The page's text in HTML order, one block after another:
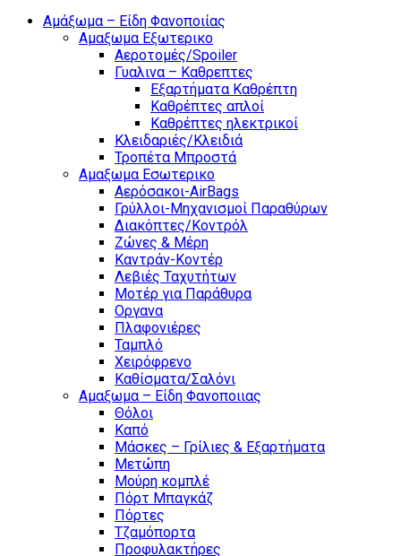
Αμάξωμα – Είδη Φανοποιίας
Αμαξωμα Εξωτερικο
Αεροτομές/Spoiler
Γυαλινα – Καθρεπτες
Εξαρτήματα Καθρέπτη
Καθρέπτες απλοί
Καθρέπτες ηλεκτρικοί
Κλειδαριές/Κλειδιά
Τροπέτα Μπροστά
Αμαξωμα Εσωτερικο
Αερόσακοι-AirBags
Γρύλλοι-Μηχανισμοί Παραθύρων
Διακόπτες/Κοντρόλ
Ζώνες & Μέρη
Καντράν-Κοντέρ
Λεβιές Ταχυτήτων
Μοτέρ για Παράθυρα
Οργανα
Πλαφονιέρες
Ταμπλό
Χειρόφρενο
Καθίσματα/Σαλόνι
Αμαξωμα – Είδη Φανοποιιας
Θόλοι
Καπό
Μάσκες – Γρίλιες & Εξαρτήματα
Μετώπη
Μούρη κομπλέ
Πόρτ Μπαγκάζ
Πόρτες
Τζαμόπορτα
Προφυλακτήρες